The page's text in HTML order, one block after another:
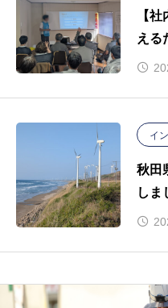
【
える
中症
イ
秋田
しま
取り